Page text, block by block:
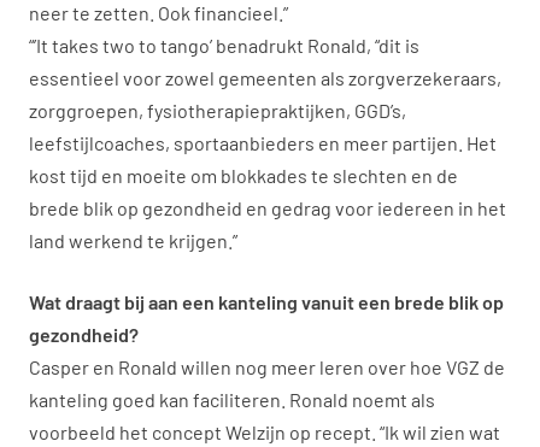
neer te zetten. Ook financieel.”
“’It takes two to tango’ benadrukt Ronald, “dit is
essentieel voor zowel gemeenten als zorgverzekeraars,
zorggroepen, fysiotherapiepraktijken, GGD’s,
leefstijlcoaches, sportaanbieders en meer partijen. Het
kost tijd en moeite om blokkades te slechten en de
brede blik op gezondheid en gedrag voor iedereen in het
land werkend te krijgen.”
Wat draagt bij aan een kanteling vanuit een brede blik op
gezondheid?
Casper en Ronald willen nog meer leren over hoe VGZ de
kanteling goed kan faciliteren. Ronald noemt als
voorbeeld het concept Welzijn op recept. “Ik wil zien wat